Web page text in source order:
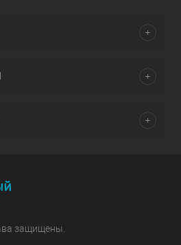
защищены.